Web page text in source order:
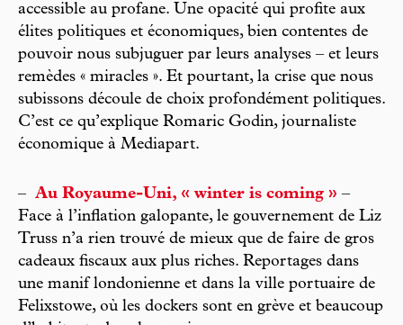
accessible au profane. Une opacité qui profite aux
élites politiques et économiques, bien contentes de
pouvoir nous subjuguer par leurs analyses – et leurs
remèdes « miracles ». Et pourtant, la crise que nous
subissons découle de choix profondément politiques.
C’est ce qu’explique Romaric Godin, journaliste
économique à Mediapart.
– Au Royaume-Uni, « winter is coming » –
Face à l’inflation galopante, le gouvernement de Liz
Truss n’a rien trouvé de mieux que de faire de gros
cadeaux fiscaux aux plus riches. Reportages dans
une manif londonienne et dans la ville portuaire de
Felixstowe, où les dockers sont en grève et beaucoup